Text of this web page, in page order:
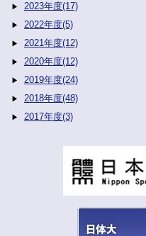
2023年度(17)
2022年度(5)
2021年度(12)
2020年度(12)
2019年度(24)
2018年度(48)
2017年度(3)